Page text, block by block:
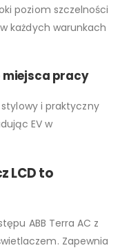
poziom szczelności
każdych warunkach
miejsca pracy
i praktyczny
EV w
LCD to
ABB Terra AC z
Zapewnia